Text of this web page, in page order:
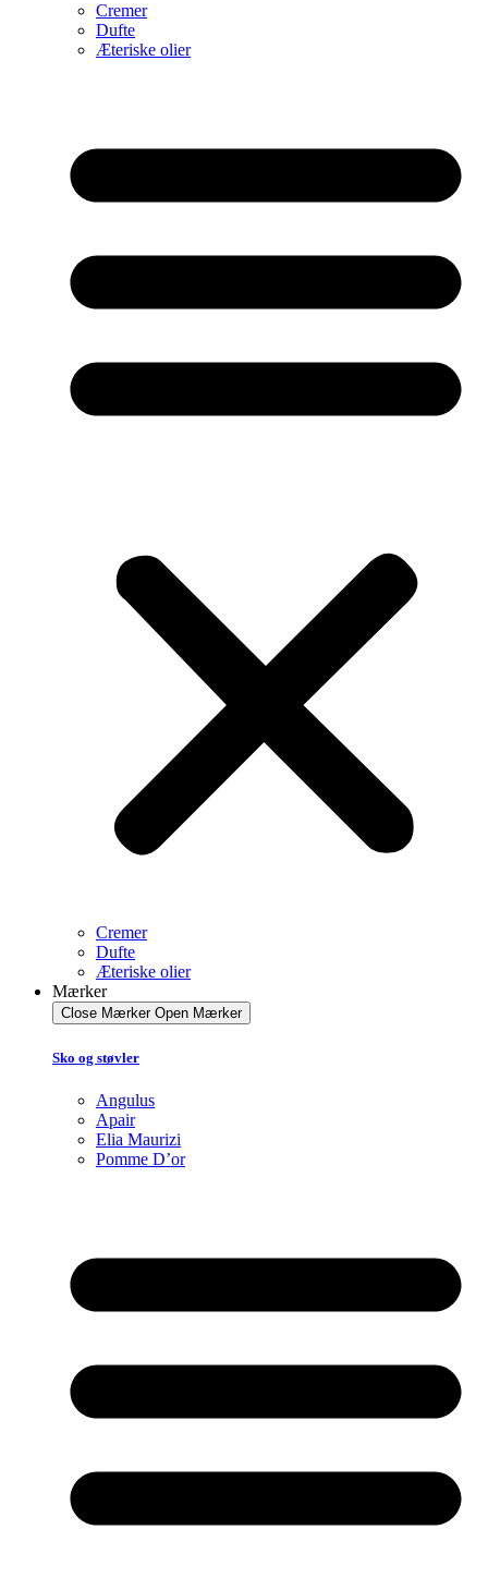
Cremer
Dufte
Æteriske olier
Cremer
Dufte
Æteriske olier
Mærker
Close Mærker Open Mærker
Sko og støvler
Angulus
Apair
Elia Maurizi
Pomme D’or